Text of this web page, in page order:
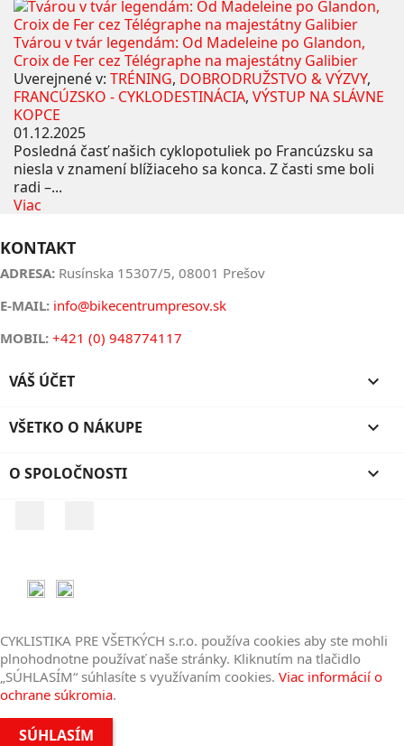
Tvárou v tvár legendám: Od Madeleine po Glandon,
Croix de Fer cez Télégraphe na majestátny Galibier
Uverejnené v: TRÉNING, DOBRODRUŽSTVO & VÝZVY,
FRANCÚZSKO - CYKLODESTINÁCIA, VÝSTUP NA SLÁVNE
KOPCE
01.12.2025
Posledná časť našich cyklopotuliek po Francúzsku sa
niesla v znamení blížiaceho sa konca. Z časti sme boli
radi –...
Viac
KONTAKT
ADRESA: Rusínska 15307/5, 08001 Prešov
E-MAIL: info@bikecentrumpresov.sk
MOBIL: +421 (0) 948774117
VÁŠ ÚČET 
VŠETKO O NÁKUPE 
O SPOLOČNOSTI 
CYKLISTIKA PRE VŠETKÝCH s.r.o. používa cookies aby ste mohli
plnohodnotne používať naše stránky. Kliknutím na tlačidlo
„SÚHLASÍM“ súhlasíte s využívaním cookies. Viac informácií o
ochrane súkromia.
SÚHLASÍM